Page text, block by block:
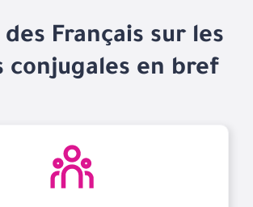
des Français sur les
conjugales en bref